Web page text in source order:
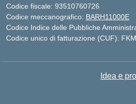
Codice fiscale: 93510760726
Codice meccanografico: BARH11000E
Codice Indice delle Pubbliche
Codice unico di fatturazione (CUF):
Idea e